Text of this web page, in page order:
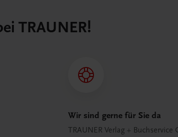
TRAUNER!
Wir sind gerne für Sie da
TRAUNER Verlag + Buchservice